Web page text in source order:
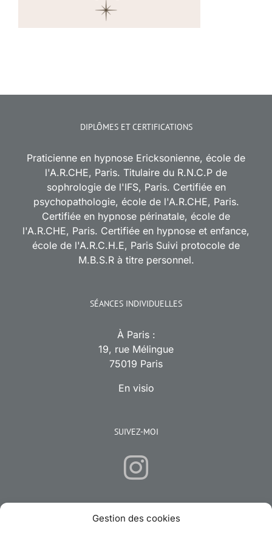
Gestion des cookies
DIPLÔMES ET CERTIFICATIONS
Praticienne en hypnose Ericksonienne, école de
l'A.R.CHE, Paris. Titulaire du R.N.C.P de
sophrologie de l'IFS, Paris. Certifiée en
psychopathologie, école de l'A.R.CHE, Paris.
Certifiée en hypnose périnatale, école de
l'A.R.CHE, Paris. Certifiée en hypnose et enfance,
école de l'A.R.C.H.E, Paris Suivi protocole de
M.B.S.R à titre personnel.
SÉANCES INDIVIDUELLES
À Paris :
19, rue Mélingue
75019 Paris
En visio
SUIVEZ-MOI
CONTACTEZ-MOI